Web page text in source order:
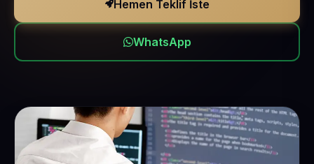
Hemen Teklif İste
WhatsApp